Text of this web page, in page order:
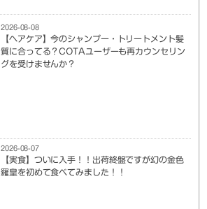
2026-08-08
【ヘアケア】今のシャンプー・トリートメント髪
質に合ってる？COTAユーザーも再カウンセリン
グを受けませんか？
2026-08-07
【実食】ついに入手！！出荷終盤ですが幻の金色
羅皇を初めて食べてみました！！